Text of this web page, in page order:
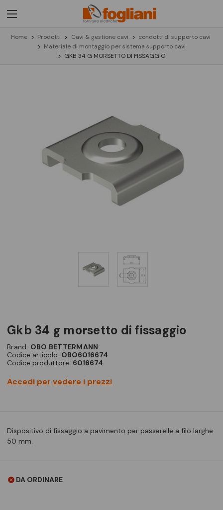
Home Prodotti Cavi & gestione cavi
condotti di supporto cavi
Materiale di montaggio per sistema supporto cavi
GKB 34 G MORSETTO DI FISSAGGIO
gkb 34 g morsetto di fissaggio
Brand: OBO BETTERMANN
Codice articolo: OBO6016674
Codice produttore: 6016674
Accedi per vedere i prezzi
Dispositivo di fissaggio a pavimento per passerelle a filo larghe
50 mm.
DA ORDINARE